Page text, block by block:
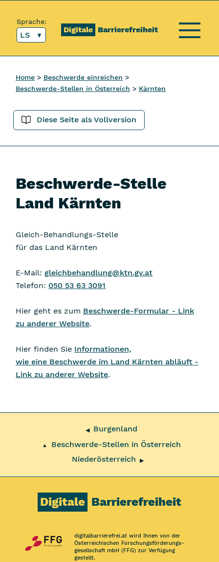
Digitale Barrierefreiheit
Sprache:
LS Menü
Home
Beschwerde einreichen
Beschwerde-Stellen in Österreich
Kärnten
Diese Seite als Vollversion
Beschwerde-Stelle
Land Kärnten
Gleich-Behandlungs-Stelle
für das Land Kärnten
E-Mail: gleichbehandlung@ktn.gv.at
Telefon: 050 53 63 3091
Hier geht es zum Beschwerde-Formular - Link
zu anderer Website.
Hier finden Sie Informationen,
wie eine Beschwerde im Land Kärnten abläuft -
Link zu anderer Website.
◀ Burgenland
▲
Beschwerde-Stellen in Österreich
Niederösterreich
▶
Digitale Barrierefreiheit
digitalbarrierefrei.at wird Ihnen von der
Österreichischen Forschungs­förderungs­
gesellschaft mbH (FFG) zur Verfügung
gestellt.